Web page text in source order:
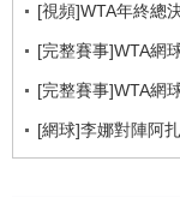
[視頻]WTA年終總
[完整賽事]WTA網
[完整賽事]WTA網
[網球]李娜對陣阿